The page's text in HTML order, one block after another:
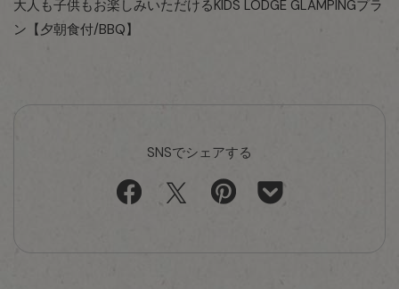
大人も子供もお楽しみいただけるKIDS LODGE GLAMPINGプラ
ン【夕朝食付/BBQ】
SNSでシェアする